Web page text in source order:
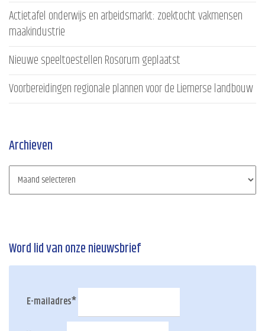
Actietafel onderwijs en arbeidsmarkt: zoektocht vakmensen
maakindustrie
Nieuwe speeltoestellen Rosorum geplaatst
Voorbereidingen regionale plannen voor de Liemerse landbouw
Archieven
Word lid van onze nieuwsbrief
E-mailadres*